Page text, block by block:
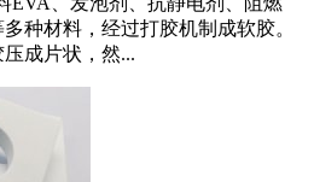
种材料，经过打胶机制成软胶。
成片状，然...